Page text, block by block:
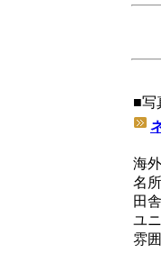
■写
海
名
田
ユ
雰